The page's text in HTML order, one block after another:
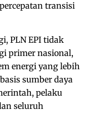
transisi
PLN EPI tidak
primer nasional,
energi yang lebih
sumber daya
pelaku
seluruh